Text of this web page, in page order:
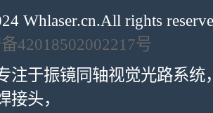
Whlaser.cn.All rights
42018502002217号
注于振镜同轴视觉光路系统
接头，